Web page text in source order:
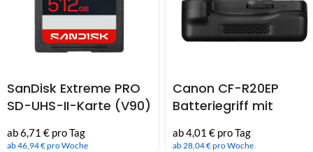
SanDisk Extreme PRO
SD-UHS-II-Karte (V90)
ab 6,71 € pro Tag
ab 46,94 € pro Woche
Canon CF-R20EP
Batteriegriff mit
ab 4,01 € pro Tag
ab 28,04 € pro Woche